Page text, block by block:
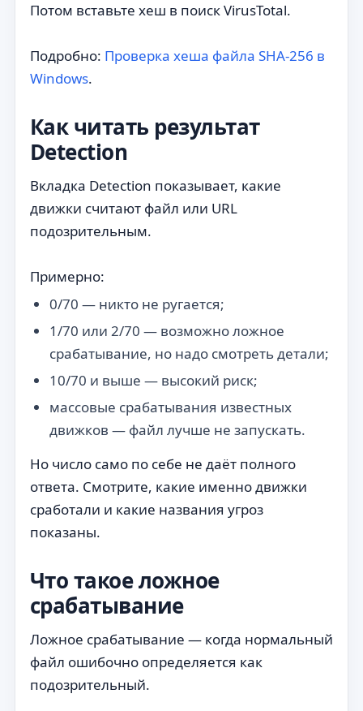
Потом вставьте хеш в поиск VirusTotal.
Подробно: Проверка хеша файла SHA-256 в
Windows.
Как читать результат
Detection
Вкладка Detection показывает, какие
движки считают файл или URL
подозрительным.
Примерно:
0/70 — никто не ругается;
1/70 или 2/70 — возможно ложное
срабатывание, но надо смотреть детали;
10/70 и выше — высокий риск;
массовые срабатывания известных
движков — файл лучше не запускать.
Но число само по себе не даёт полного
ответа. Смотрите, какие именно движки
сработали и какие названия угроз
показаны.
Что такое ложное
срабатывание
Ложное срабатывание — когда нормальный
файл ошибочно определяется как
подозрительный.